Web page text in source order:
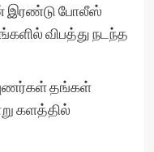
இரண்டு போலீஸ்
விபத்து நடந்த
தங்கள்
களத்தில்